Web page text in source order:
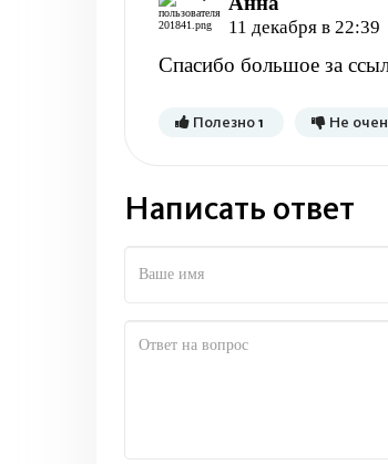
11 декабря в 22:39
Спасибо большое за
Полезно1 Не
Написать ответ